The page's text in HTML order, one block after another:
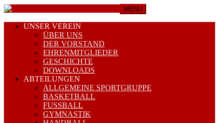
MENU
UNSER VEREIN
ÜBER UNS
DER VORSTAND
EHRENMITGLIEDER
GESCHICHTE
DOWNLOADS
ABTEILUNGEN
ALLGEMEINE SPORTGRUPPE
BASKETBALL
FUSSBALL
GYMNASTIK